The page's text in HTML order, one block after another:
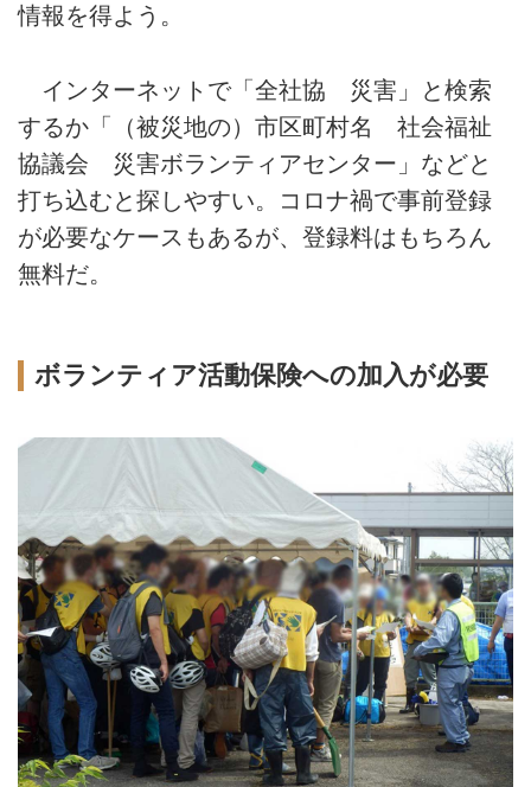
情報を得よう。
インターネットで「全社協 災害」と検索
するか「（被災地の）市区町村名 社会福祉
協議会 災害ボランティアセンター」などと
打ち込むと探しやすい。コロナ禍で事前登録
が必要なケースもあるが、登録料はもちろん
無料だ。
ボランティア活動保険への加入が必要